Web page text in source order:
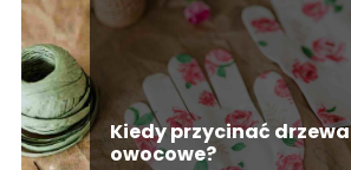
Kiedy przycinać drzewa
owocowe?